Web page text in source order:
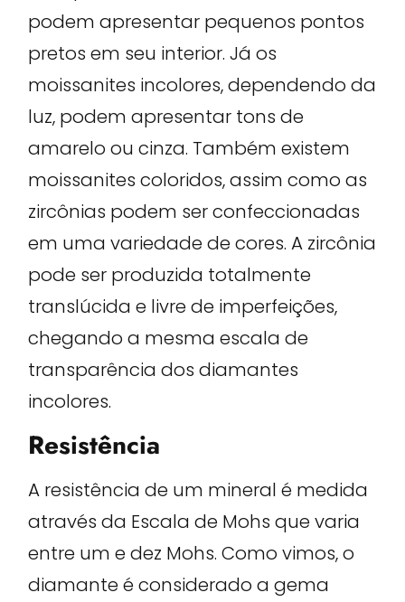
podem apresentar pequenos pontos
pretos em seu interior. Já os
moissanites incolores, dependendo da
luz, podem apresentar tons de
amarelo ou cinza. Também existem
moissanites coloridos, assim como as
zircônias podem ser confeccionadas
em uma variedade de cores. A zircônia
pode ser produzida totalmente
translúcida e livre de imperfeições,
chegando a mesma escala de
transparência dos diamantes
incolores.
Resistência
A resistência de um mineral é medida
através da Escala de Mohs que varia
entre um e dez Mohs. Como vimos, o
diamante é considerado a gema